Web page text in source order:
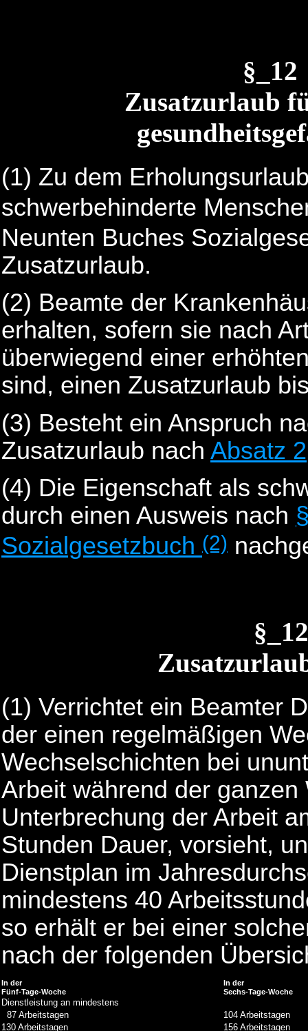
Zusatzurlaub
(1) Zu dem
schwerbehinderte
Neunten Buches
Zusatzurlaub.
(2) Beamte der
erhalten, sofern sie nach
überwiegend einer
sind, einen Zusatzurlaub
(3) Besteht ein Anspruch
Zusatzurlaub nach Absatz 2
(4) Die Eigenschaft als
durch einen Ausweis nach
Sozialgesetzbuch (2)
(1) Verrichtet ein Beamter
der einen regelmäßigen
Wechselschichten bei
Arbeit während der
Unterbrechung der Arbeit
Stunden Dauer, vorsieht,
Dienstplan im
mindestens 40
so erhält er bei einer
nach der folgenden
In der
Fünf-Tage-Woche
In der
Sechs-Tage-Woche
Dienstleistung an mindestens
87 Arbeitstagen
130 Arbeitstagen
104 Arbeitstagen
156 Arbeitstagen